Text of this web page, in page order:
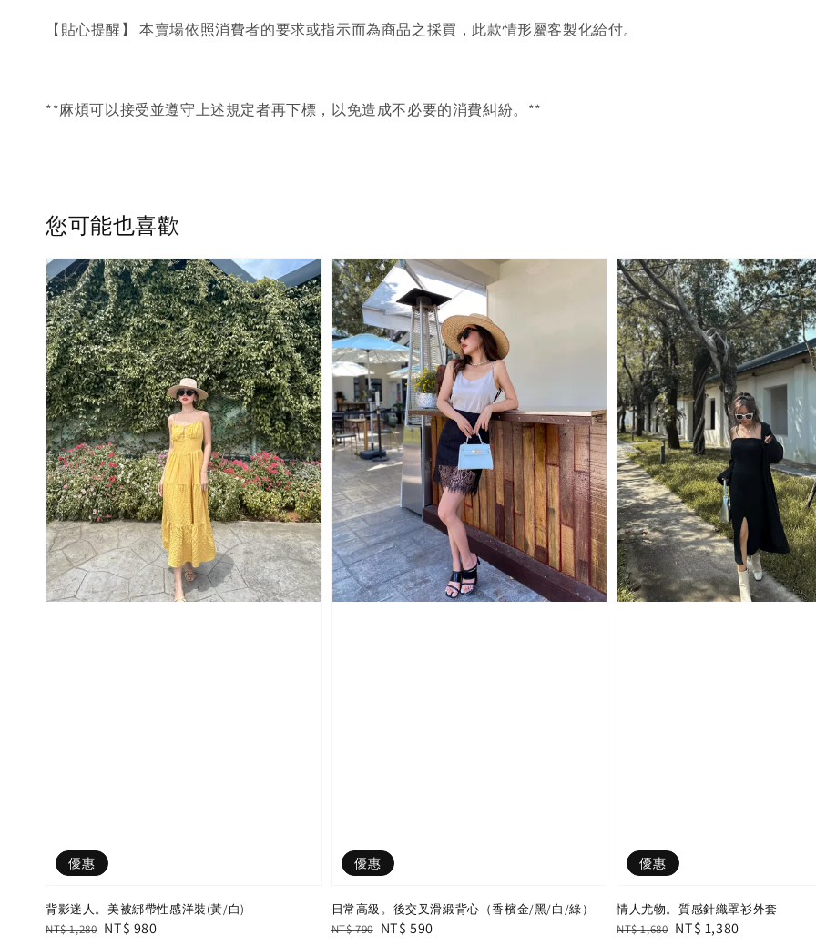
【貼心提醒】 本賣場依照消費者的要求或指示而為商品之採買，此款情形屬客製化給付。
**麻煩可以接受並遵守上述規定者再下標，以免造成不必要的消費糾紛。**
您可能也喜歡
優惠
背影迷人。美被綁帶性感洋裝(黃/白)
Regular
NT$ 1,280 Sale
NT$ 980
優惠
日常高級。後交叉滑緞背心（香檳金/黑/白/綠）
Regular
NT$ 790 Sale
NT$ 590
優惠
情人尤物。質感針織罩衫外套
Regular
NT$ 1,680 Sale
NT$ 1,380